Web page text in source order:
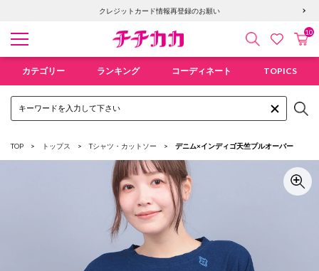
クレジットカード情報再登録のお願い
検索 お気にカ
10
カテゴリー ランキング コーディネート TOPICS
TOP トップス Tシャツ・カットソー デニム×インディゴ天竺プルオーバー